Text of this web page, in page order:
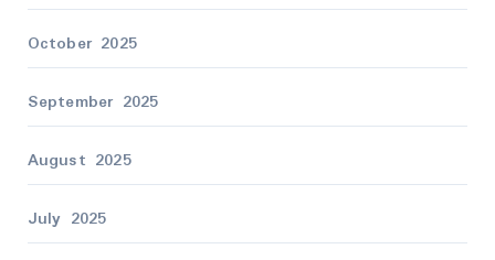
October 2025
September 2025
August 2025
July 2025